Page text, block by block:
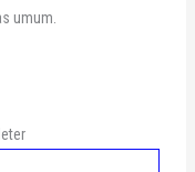
umum.